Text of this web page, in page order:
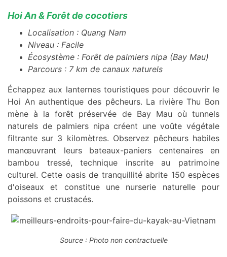
Hoi An & Forêt de cocotiers
Localisation : Quang Nam
Niveau : Facile
Écosystème : Forêt de palmiers nipa (Bay Mau)
Parcours : 7 km de canaux naturels
Échappez aux lanternes touristiques pour découvrir le
Hoi An authentique des pêcheurs. La rivière Thu Bon
mène à la forêt préservée de Bay Mau où tunnels
naturels de palmiers nipa créent une voûte végétale
filtrante sur 3 kilomètres. Observez pêcheurs habiles
manœuvrant leurs bateaux-paniers centenaires en
bambou tressé, technique inscrite au patrimoine
culturel. Cette oasis de tranquillité abrite 150 espèces
d'oiseaux et constitue une nurserie naturelle pour
poissons et crustacés.
Source : Photo non contractuelle